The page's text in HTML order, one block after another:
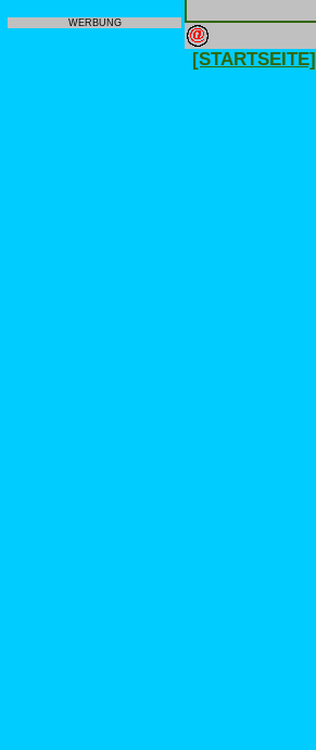
WERBUNG
[STARTSEITE]